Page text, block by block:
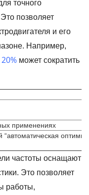
точного
позволяет
и его
Например,
может сократить
применениях
частоты оснащают
Это позволяет
работы,